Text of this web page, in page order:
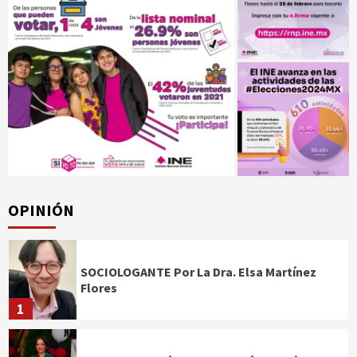
OPINIÓN
1
SOCIOLOGANTE Por La Dra. Elsa Martínez
Flores